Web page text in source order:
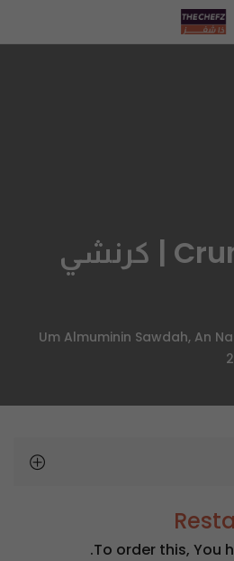
Crunchy Crepe | كرنشي
6381 Um Almuminin Sawdah,
To order this, You